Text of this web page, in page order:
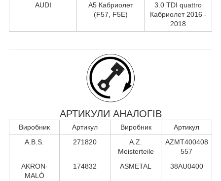
AUDI
A5 Кабриолет
(F57, F5E)
3.0 TDI quattro
Кабриолет 2016 -
2018
АРТИКУЛИ АНАЛОГІВ
Виробник Артикул Виробник
Артикул
A.B.S.
271820
A.Z.
Meisterteile
AZMT400408
557
AKRON-
MALÒ
174832 ASMETAL 38AU0400